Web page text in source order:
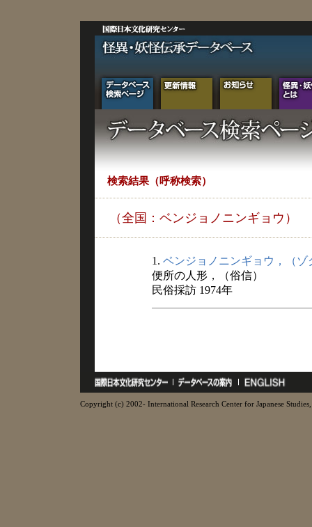
検索結果（呼称検索）
（全国：ベンジョノニンギョウ）
1. ベンジョノニンギョウ，（ゾ
便所の人形，（俗信）
民俗採訪 1974年
Copyright (c) 2002- International Research Center for Japanese